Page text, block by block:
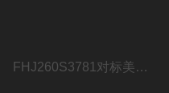
FHJ260S3781对标美国Bio-RadMicroseal B粘性光学封膜